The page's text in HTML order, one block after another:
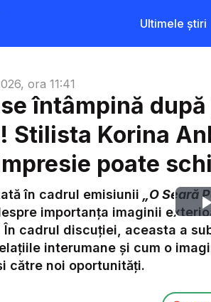
Ultimele știri
ora 11:41
se întâmpină
Stilista Korina
poate
în cadrul emisiunii „O Seară
importanța imaginii
cadrul discuției, aceasta a
interumane și cum o
către noi oportunități.